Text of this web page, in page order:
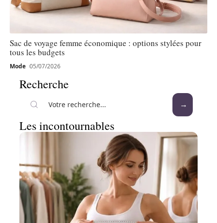
Sac de voyage femme économique : options stylées pour
tous les budgets
Mode 05/07/2026
Recherche
Les incontournables